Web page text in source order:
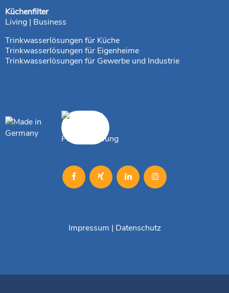
Küchenfilter
Living | Business
Trinkwasserlösungen für Küche
Trinkwasserlösungen für Eigenheime
Trinkwasserlösungen für Gewerbe und Industrie
Impressum | Datenschutz